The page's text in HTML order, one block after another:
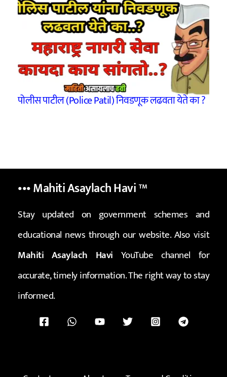
पोलीस पाटील (Police Patil) निवडणूक लढवता येते का ?
••• Mahiti Asaylach Havi™
Stay updated on government schemes and
educational news through our website. Also visit
Mahiti Asaylach Havi YouTube channel for
accurate, timely information. The right way to stay
informed.